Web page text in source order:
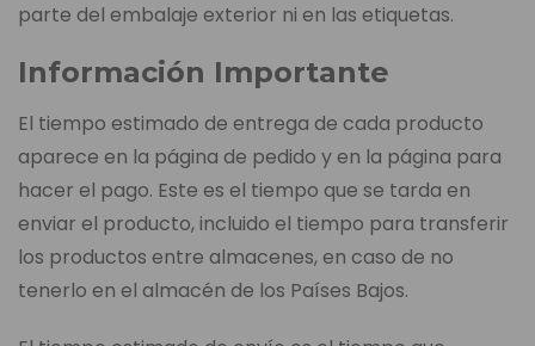
parte del embalaje exterior ni en las etiquetas.
Información Importante
El tiempo estimado de entrega de cada producto
aparece en la página de pedido y en la página para
hacer el pago. Este es el tiempo que se tarda en
enviar el producto, incluido el tiempo para transferir
los productos entre almacenes, en caso de no
tenerlo en el almacén de los Países Bajos.